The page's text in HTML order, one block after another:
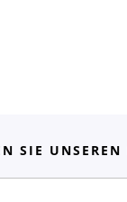
SIE UNSEREN